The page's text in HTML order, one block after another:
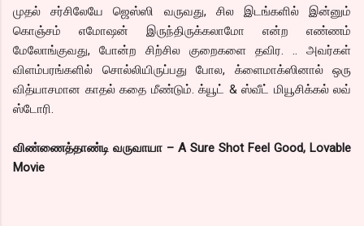
முதல் சர்சிலேயே ஜெஸ்ஸி வருவது, சில இடங்களில் இன்னும்
கொஞ்சம் எமோஷன் இருந்திருக்கலாமோ என்ற எண்ணம்
மேலோங்குவது, போன்ற சிற்சில குறைகளை தவிர. .. அவர்கள்
விளம்பரங்களில் சொல்லியிருப்பது போல, க்ளைமாக்ஸினால் ஒரு
வித்யாசமான காதல் கதை மீண்டும். க்யூட் & ஸ்வீட் மியூசிக்கல் லவ்
ஸ்டோரி.
விண்ணைத்தாண்டி வருவாயா – A Sure Shot Feel Good, Lovable
Movie